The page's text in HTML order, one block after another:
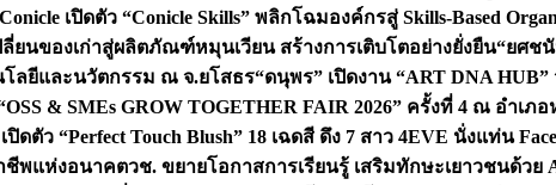
Conicle เปิดตัว “Conicle Skills” พลิกโฉมองค์กรสู่ Skills-Based
ลี่ยนของเก่าสู่ผลิตภัณฑ์หมุนเวียน สร้างการเติบโตอย่างยั่งยืน“ยศช
ลยีและนวัตกรรม ณ จ.ยโสธร“ดนุพร” เปิดงาน “ART DNA
& SMEs GROW TOGETHER FAIR 2026” ครั้งที่ 4 ณ อำ
ดตัว “Perfect Touch Blush” 18 เฉดสี ดึง 7 สาว 4EVE นั่งแท่น
ชีพแห่งอนาคตวช. ขยายโอกาสการเรียนรู้ เสริมทักษะเยาวชนด้วย